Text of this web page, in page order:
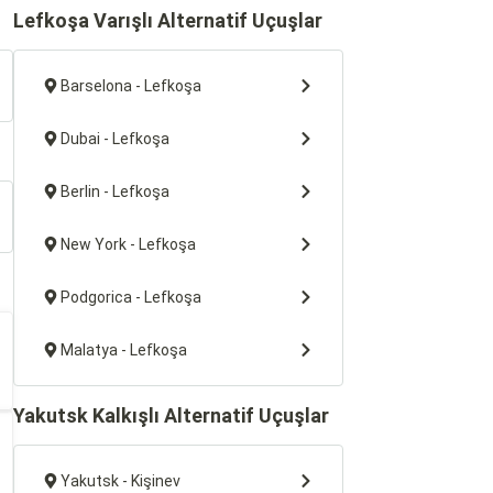
Lefkoşa Varışlı Alternatif Uçuşlar
Barselona - Lefkoşa
Dubai - Lefkoşa
Berlin - Lefkoşa
New York - Lefkoşa
Podgorica - Lefkoşa
Malatya - Lefkoşa
Yakutsk Kalkışlı Alternatif Uçuşlar
Yakutsk - Kişinev